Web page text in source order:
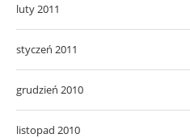
luty 2011
styczeń 2011
grudzień 2010
listopad 2010